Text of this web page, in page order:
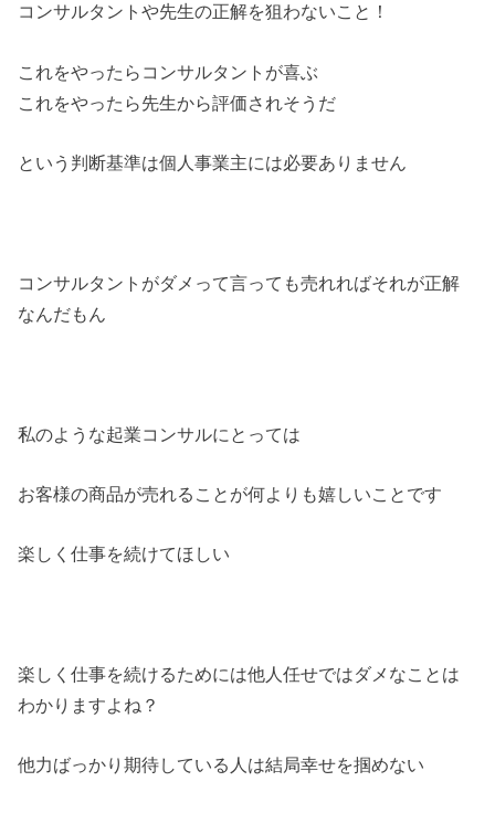
コンサルタントや先生の正解を狙わないこと！
これをやったらコンサルタントが喜ぶ
これをやったら先生から評価されそうだ
という判断基準は個人事業主には必要ありません
コンサルタントがダメって言っても売れればそれが正解
なんだもん
私のような起業コンサルにとっては
お客様の商品が売れることが何よりも嬉しいことです
楽しく仕事を続けてほしい
楽しく仕事を続けるためには他人任せではダメなことは
わかりますよね？
他力ばっかり期待している人は結局幸せを掴めない